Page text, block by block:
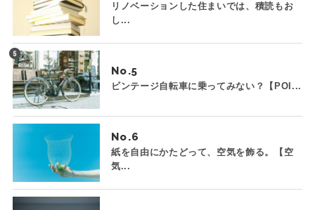
リノベーションした住まいでは、積読もお
し...
No.
ビンテージ自転車に乗ってみない？【POI...
No.
紙を自由にかたどって、空気を飾る。【空
気...